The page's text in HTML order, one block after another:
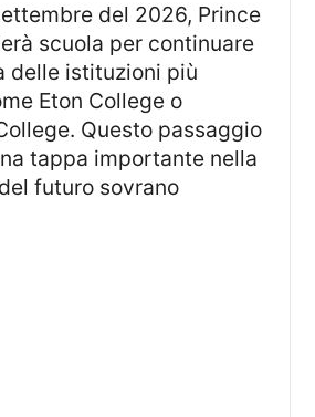
scuola per continuare
delle istituzioni più
Eton College o
Questo passaggio
tappa importante nella
futuro sovrano